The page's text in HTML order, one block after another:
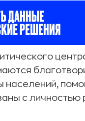
населений,
с личностью